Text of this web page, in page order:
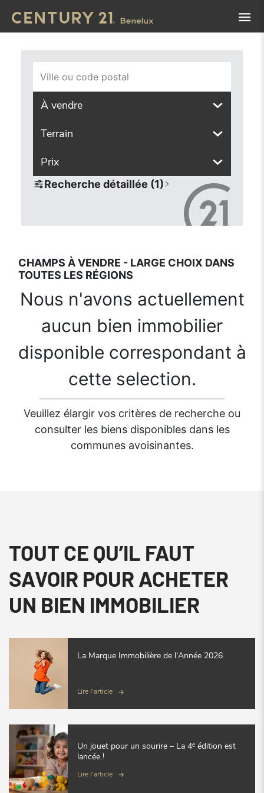
Ville ou code postal
À vendre
Terrain
Prix
Recherche détaillée (1)
CHAMPS À VENDRE - LARGE CHOIX DANS
TOUTES LES RÉGIONS
Nous n'avons actuellement
aucun bien immobilier
disponible correspondant à
cette selection.
Veuillez élargir vos critères de recherche ou
consulter les biens disponibles dans les
communes avoisinantes.
TOUT CE QU’IL FAUT
SAVOIR POUR ACHETER
UN BIEN IMMOBILIER
La Marque Immobilière de l'Année 2026
Lire l'article
Un jouet pour un sourire – La 4ᵉ édition est
lancée !
Lire l'article